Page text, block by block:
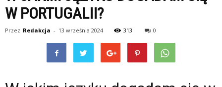
W PORTUGALII?
Przez Redakcja - 13 września 2024 313 0